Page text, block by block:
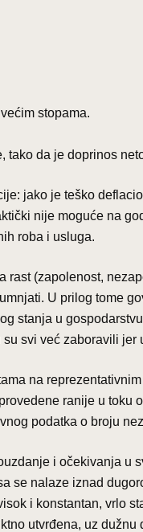
stopama.
tako da je doprinos
jako je teško
nije moguće na
roba i usluga.
rast (zapolenost,
U prilog tome
stanja u
svi već zaboravili
na
ranije u toku
podatka o broju
i očekivanja u
se nalaze iznad
i konstantan, vrlo
utvrđena, uz